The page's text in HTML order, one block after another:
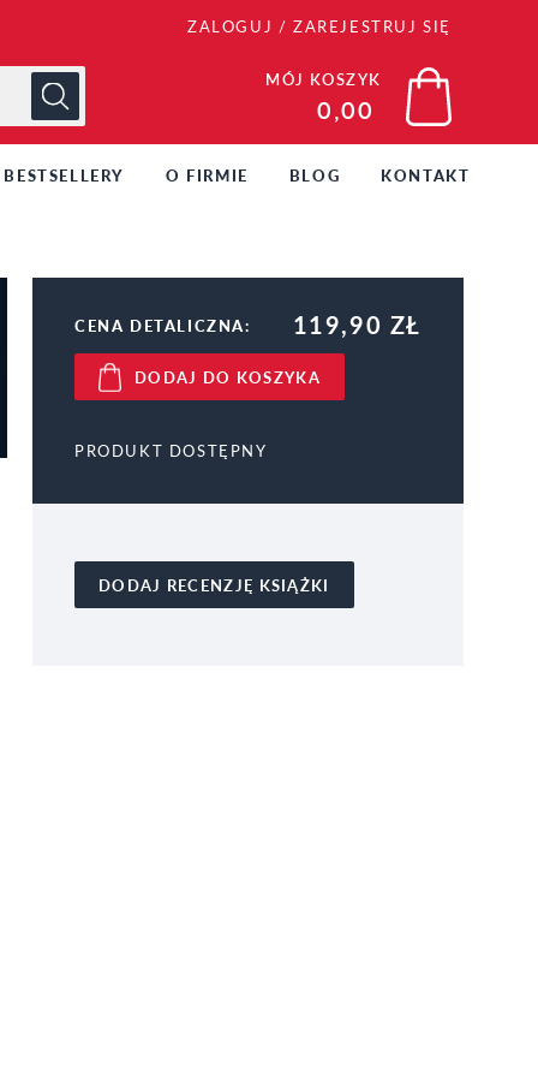
ZALOGUJ / ZAREJESTRUJ SIĘ
MÓJ KOSZYK
0,00
BESTSELLERY O FIRMIE BLOG KONTAKT
CENA DETALICZNA: 119,90 ZŁ
DODAJ DO KOSZYKA
PRODUKT DOSTĘPNY
DODAJ RECENZJĘ KSIĄŻKI